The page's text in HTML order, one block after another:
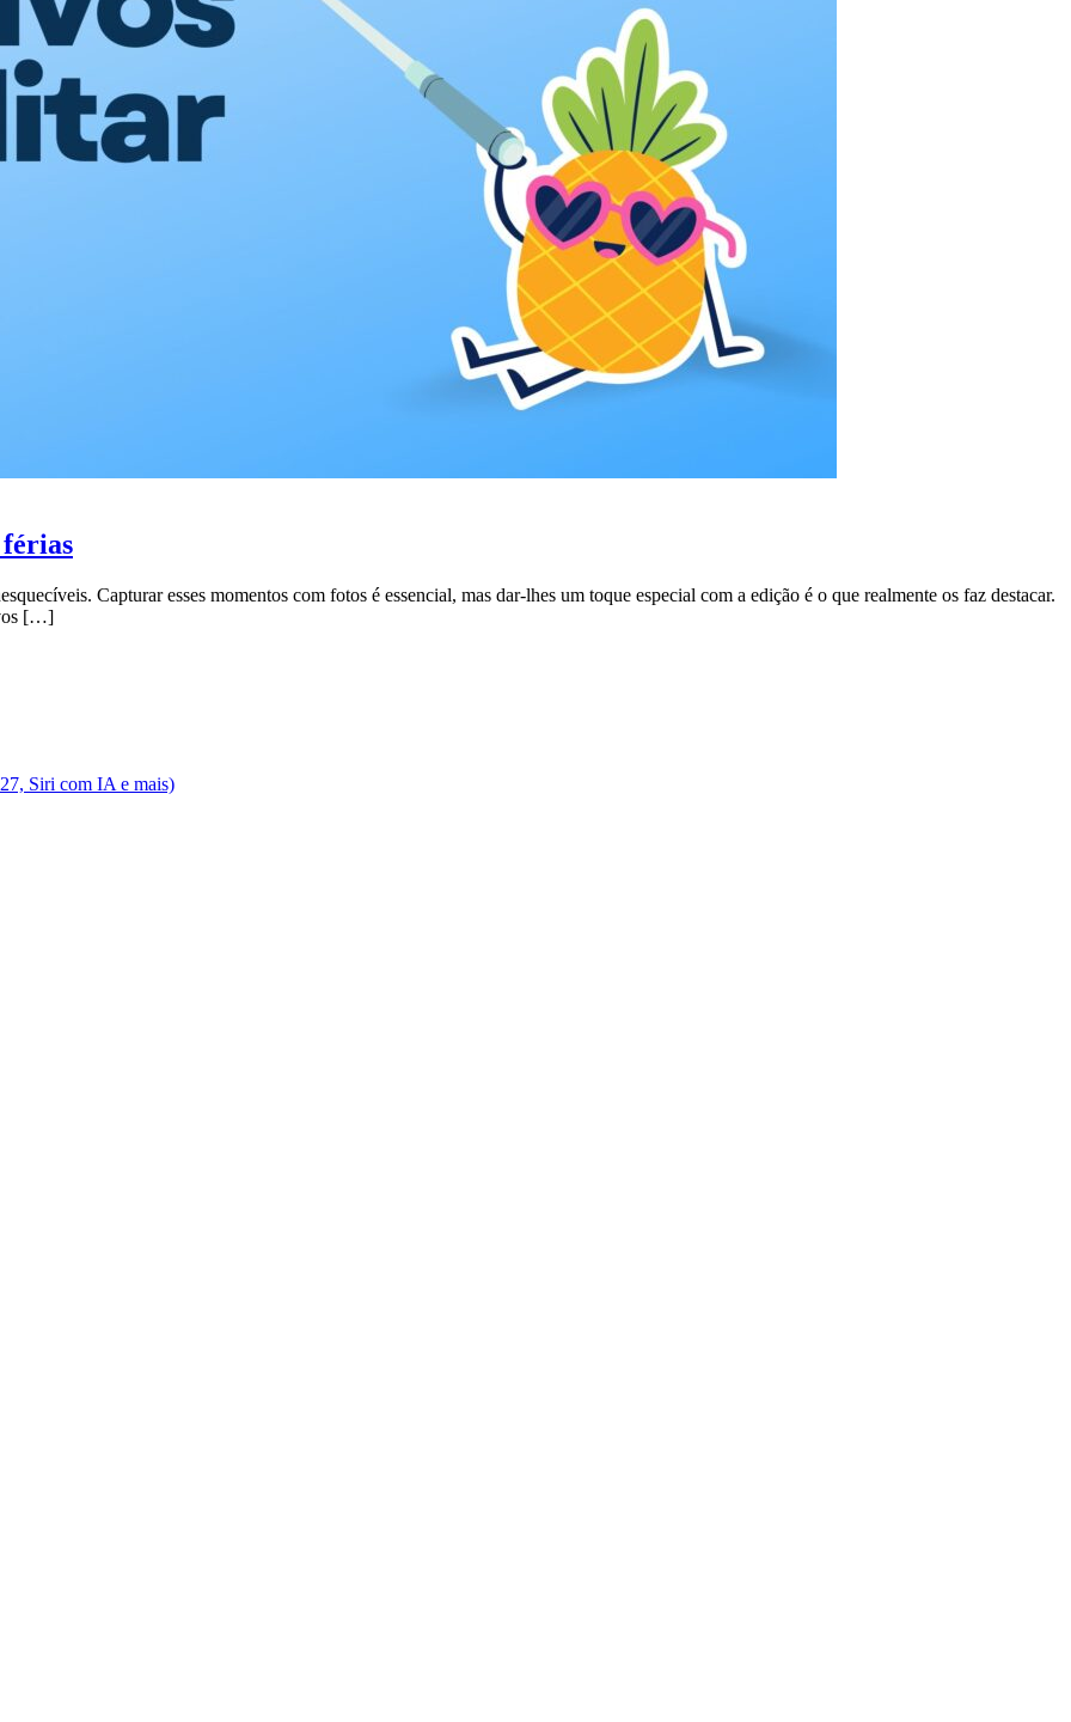
férias
Capturar esses momentos com fotos é essencial, mas dar-lhes um toque especial com a edição é o que realmente os faz destacar.
[…]
Siri com IA e mais)